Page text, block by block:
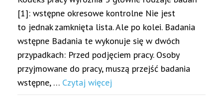
[1]: wstępne okresowe kontrolne Nie jest
to jednak zamknięta lista. Ale po kolei. Badania
wstępne Badania te wykonuje się w dwóch
przypadkach: Przed podjęciem pracy. Osoby
przyjmowane do pracy, muszą przejść badania
wstępne, … Czytaj więcej